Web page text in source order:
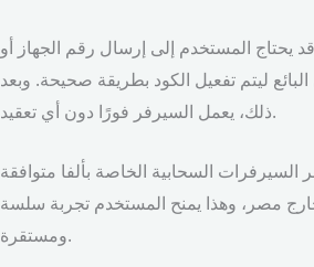
يحتاج المستخدم إلى إرسال رقم الجهاز أو
ليتم تفعيل الكود بطريقة صحيحة. وبعد
ذلك، يعمل السيرفر فورًا دون أي تعقيد.
السيرفرات السحابية الخاصة بألفا متوافقة
مصر، وهذا يمنح المستخدم تجربة سلسة
ومستقرة.